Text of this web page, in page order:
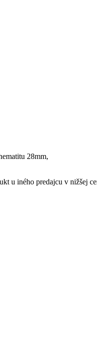
28mm,
u iného predajcu v nižšej